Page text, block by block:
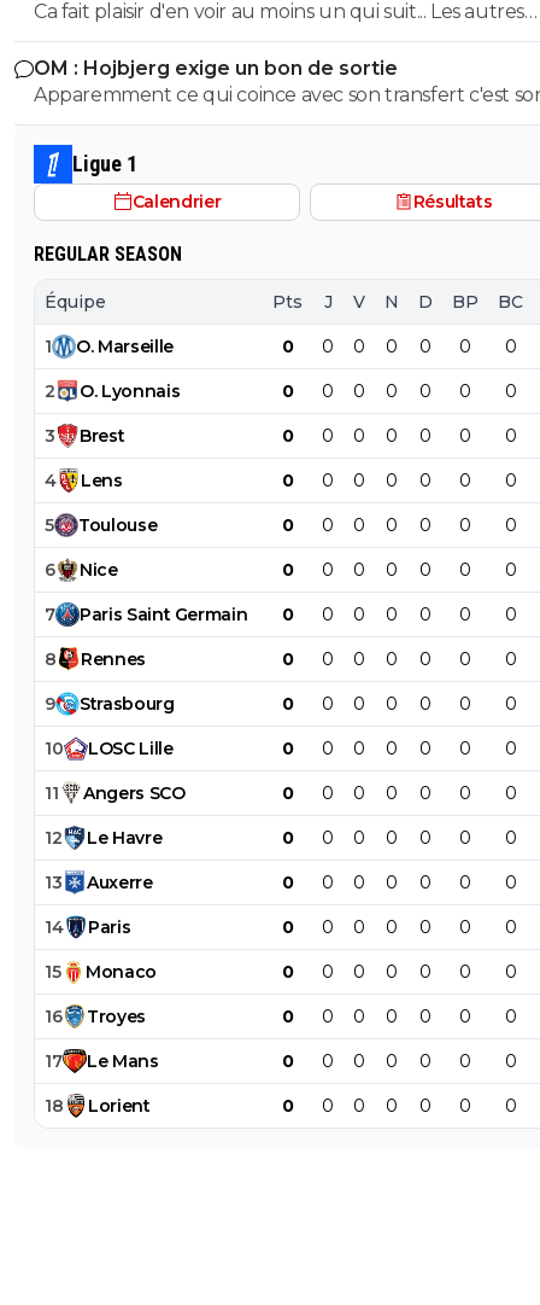
Ca fait plaisir d'en voir au moins un qui suit... Les autres
doivent être des abrutis de supporters non ?
OM : Hojbjerg exige un bon de sortie
Apparemment ce qui coince avec son transfert c'est
salaire. S'il veut vraiment partir, il sait quoi faire.
Ligue 1
Calendrier Résultats
REGULAR SEASON
Équipe Pts J V N D BP BC
1 O. Marseille 0 0 0 0 0 0 0
2 O. Lyonnais 0 0 0 0 0 0 0
3 Brest 0 0 0 0 0 0 0
4 Lens 0 0 0 0 0 0 0
5 Toulouse 0 0 0 0 0 0 0
6 Nice 0 0 0 0 0 0 0
7 Paris Saint Germain 0 0 0 0 0 0 0
8 Rennes 0 0 0 0 0 0 0
9 Strasbourg 0 0 0 0 0 0 0
10 LOSC Lille 0 0 0 0 0 0 0
11 Angers SCO 0 0 0 0 0 0 0
12 Le Havre 0 0 0 0 0 0 0
13 Auxerre 0 0 0 0 0 0 0
14 Paris 0 0 0 0 0 0 0
15 Monaco 0 0 0 0 0 0 0
16 Troyes 0 0 0 0 0 0 0
17 Le Mans 0 0 0 0 0 0 0
18 Lorient 0 0 0 0 0 0 0